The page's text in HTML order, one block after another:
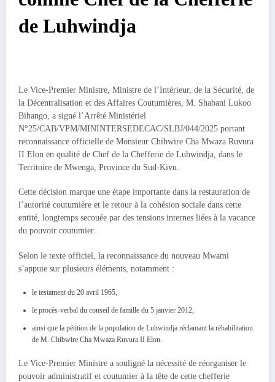
de Luhwindja
Le Vice-Premier Ministre, Ministre de l’Intérieur, de la Sécurité, de
la Décentralisation et des Affaires Coutumières, M. Shabani Lukoo
Bihango, a signé l’Arrêté Ministériel
N°25/CAB/VPM/MININTERSEDECAC/SLBJ/044/2025 portant
reconnaissance officielle de Monsieur Chibwire Cha Mwaza Ruvura
II Elon en qualité de Chef de la Chefferie de Luhwindja, dans le
Territoire de Mwenga, Province du Sud-Kivu.
Cette décision marque une étape importante dans la restauration de
l’autorité coutumière et le retour à la cohésion sociale dans cette
entité, longtemps secouée par des tensions internes liées à la vacance
du pouvoir coutumier.
Selon le texte officiel, la reconnaissance du nouveau Mwami
s’appuie sur plusieurs éléments, notamment :
le testament du 20 avril 1965,
le procès-verbal du conseil de famille du 5 janvier 2012,
ainsi que la pétition de la population de Luhwindja réclamant la réhabilitation
de M. Chibwire Cha Mwaza Ruvura II Elon.
Le Vice-Premier Ministre a souligné la nécessité de réorganiser le
pouvoir administratif et coutumier à la tête de cette chefferie